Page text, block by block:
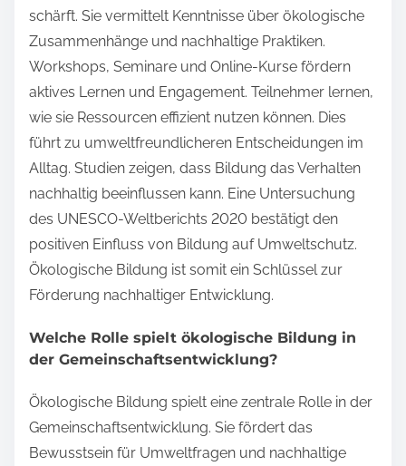
schärft. Sie vermittelt Kenntnisse über ökologische
Zusammenhänge und nachhaltige Praktiken.
Workshops, Seminare und Online-Kurse fördern
aktives Lernen und Engagement. Teilnehmer lernen,
wie sie Ressourcen effizient nutzen können. Dies
führt zu umweltfreundlicheren Entscheidungen im
Alltag. Studien zeigen, dass Bildung das Verhalten
nachhaltig beeinflussen kann. Eine Untersuchung
des UNESCO-Weltberichts 2020 bestätigt den
positiven Einfluss von Bildung auf Umweltschutz.
Ökologische Bildung ist somit ein Schlüssel zur
Förderung nachhaltiger Entwicklung.
Welche Rolle spielt ökologische Bildung in
der Gemeinschaftsentwicklung?
Ökologische Bildung spielt eine zentrale Rolle in der
Gemeinschaftsentwicklung. Sie fördert das
Bewusstsein für Umweltfragen und nachhaltige